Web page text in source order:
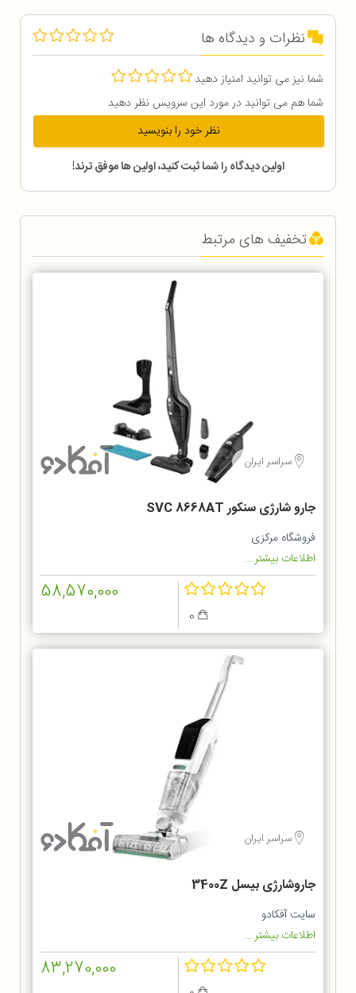
نظرات و دیدگاه ها
شما نیز می توانید امتیاز دهید
شما هم می توانید در مورد این سرویس نظر دهید
نظر خود را بنویسید
اولین دیدگاه را شما ثبت کنید، اولین ها موفق ترند!
تخفیف های مرتبط
سراسر ایران
جارو شارژی سنکور SVC 8668AT
فروشگاه مرکزی
اطلاعات بیشتر...
58,570,000
سراسر ایران
جاروشارژی بیسل 3400Z
سایت آفکادو
اطلاعات بیشتر...
83,270,000